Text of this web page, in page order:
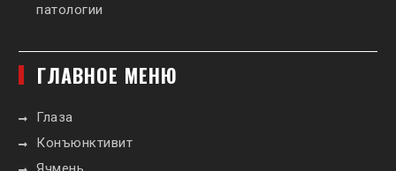
патологии
ГЛАВНОЕ МЕНЮ
Глаза
Конъюнктивит